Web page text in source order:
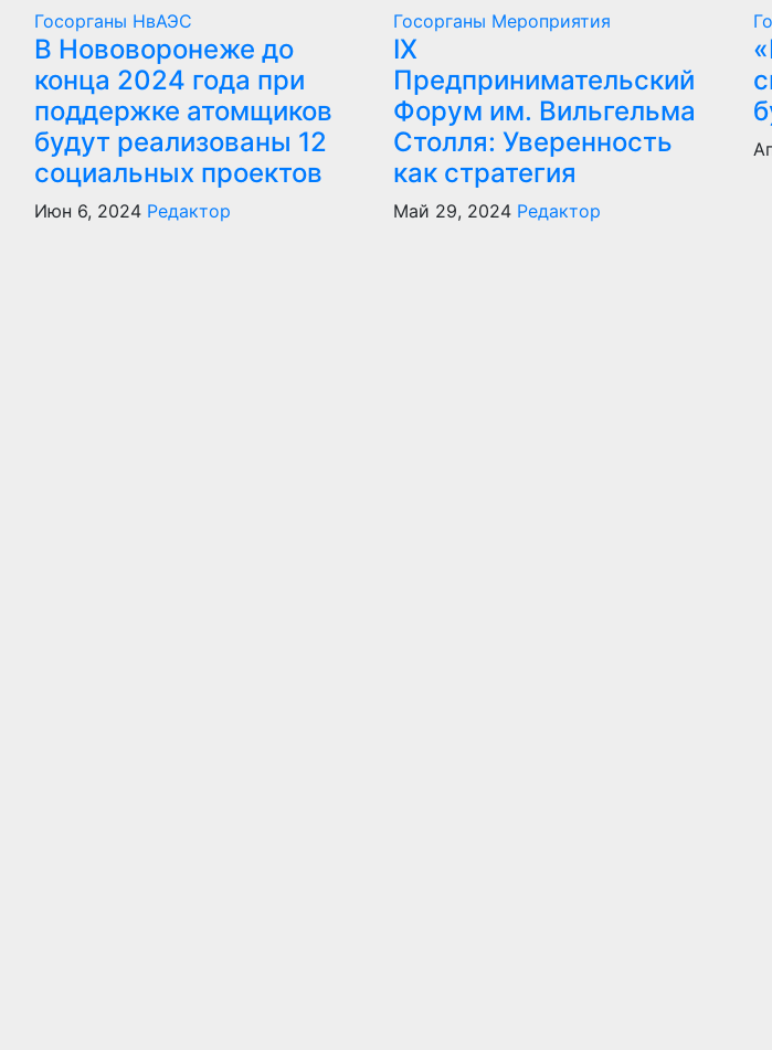
Госорганы НвАЭС
В Нововоронеже до
конца 2024 года при
поддержке атомщиков
будут реализованы 12
социальных проектов
Июн 6, 2024 Редактор
Госорганы Мероприятия
IX
Предпринимательский
Форум им. Вильгельма
Столля: Уверенность
как стратегия
Май 29, 2024 Редактор